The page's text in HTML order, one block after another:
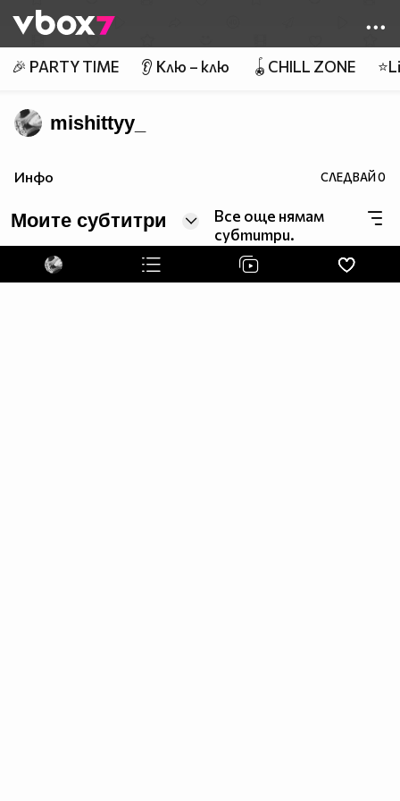
👾
🎉 PARTY TIME 👂 Клю – клю 🪀CHILL ZONE
mishittyy_
Инфо СЛЕДВАЙ0
Моите субтитри
Все още нямам
субтитри.